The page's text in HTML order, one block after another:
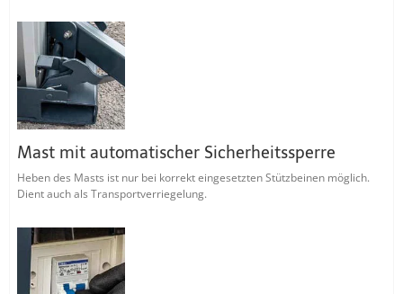
Mast mit automatischer Sicherheitssperre
Heben des Masts ist nur bei korrekt eingesetzten Stützbeinen möglich.
Dient auch als Transportverriegelung.